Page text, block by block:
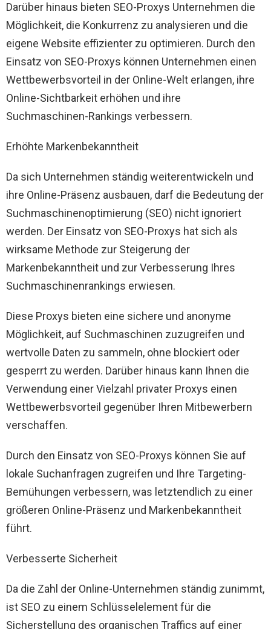
Darüber hinaus bieten SEO-Proxys Unternehmen die
Möglichkeit, die Konkurrenz zu analysieren und die
eigene Website effizienter zu optimieren. Durch den
Einsatz von SEO-Proxys können Unternehmen einen
Wettbewerbsvorteil in der Online-Welt erlangen, ihre
Online-Sichtbarkeit erhöhen und ihre
Suchmaschinen-Rankings verbessern.
Erhöhte Markenbekanntheit
Da sich Unternehmen ständig weiterentwickeln und
ihre Online-Präsenz ausbauen, darf die Bedeutung der
Suchmaschinenoptimierung (SEO) nicht ignoriert
werden. Der Einsatz von SEO-Proxys hat sich als
wirksame Methode zur Steigerung der
Markenbekanntheit und zur Verbesserung Ihres
Suchmaschinenrankings erwiesen.
Diese Proxys bieten eine sichere und anonyme
Möglichkeit, auf Suchmaschinen zuzugreifen und
wertvolle Daten zu sammeln, ohne blockiert oder
gesperrt zu werden. Darüber hinaus kann Ihnen die
Verwendung einer Vielzahl privater Proxys einen
Wettbewerbsvorteil gegenüber Ihren Mitbewerbern
verschaffen.
Durch den Einsatz von SEO-Proxys können Sie auf
lokale Suchanfragen zugreifen und Ihre Targeting-
Bemühungen verbessern, was letztendlich zu einer
größeren Online-Präsenz und Markenbekanntheit
führt.
Verbesserte Sicherheit
Da die Zahl der Online-Unternehmen ständig zunimmt,
ist SEO zu einem Schlüsselelement für die
Sicherstellung des organischen Traffics auf einer